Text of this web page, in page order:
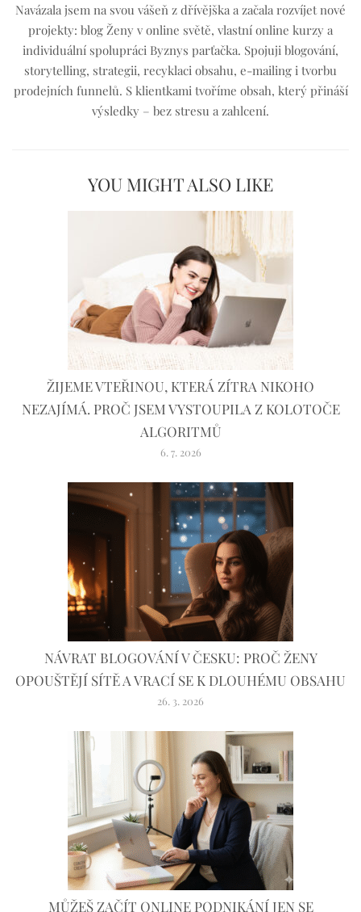
Navázala jsem na svou vášeň z dřívějška a začala rozvíjet nové
projekty: blog Ženy v online světě, vlastní online kurzy a
individuální spolupráci Byznys parťačka. Spojuji blogování,
storytelling, strategii, recyklaci obsahu, e-mailing i tvorbu
prodejních funnelů. S klientkami tvoříme obsah, který přináší
výsledky – bez stresu a zahlcení.
YOU MIGHT ALSO LIKE
ŽIJEME VTEŘINOU, KTERÁ ZÍTRA NIKOHO
NEZAJÍMÁ. PROČ JSEM VYSTOUPILA Z KOLOTOČE
ALGORITMŮ
6. 7. 2026
NÁVRAT BLOGOVÁNÍ V ČESKU: PROČ ŽENY
OPOUŠTĚJÍ SÍTĚ A VRACÍ SE K DLOUHÉMU OBSAHU
26. 3. 2026
MŮŽEŠ ZAČÍT ONLINE PODNIKÁNÍ JEN SE